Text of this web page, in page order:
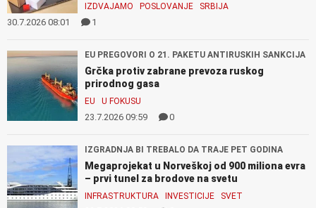
IZDVAJAMO POSLOVANJE SRBIJA
30.7.2026 08:01 1
EU PREGOVORI O 21. PAKETU ANTIRUSKIH SANKCIJA
Grčka protiv zabrane prevoza ruskog
prirodnog gasa
EU U FOKUSU
23.7.2026 09:59 0
IZGRADNJA BI TREBALO DA TRAJE PET GODINA
Megaprojekat u Norveškoj od 900 miliona evra
– prvi tunel za brodove na svetu
INFRASTRUKTURA INVESTICIJE SVET